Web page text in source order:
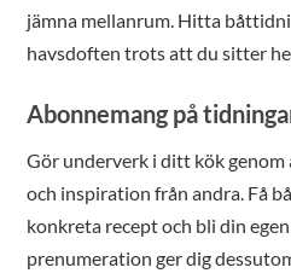
jämna mellanrum. Hitta
havsdoften trots att du sitter
Abonnemang på
Gör underverk i ditt kök
och inspiration från andra. Få
konkreta recept och bli din
prenumeration ger dig